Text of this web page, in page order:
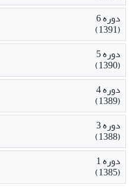
دوره 6
(1391)
دوره 5
(1390)
دوره 4
(1389)
دوره 3
(1388)
دوره 1
(1385)